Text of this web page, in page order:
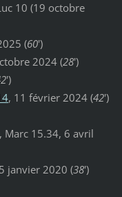
10 (19 octobre
(60')
2024 (28')
')
, 11 février 2024 (42')
Marc 15.34, 6 avril
janvier 2020 (38')